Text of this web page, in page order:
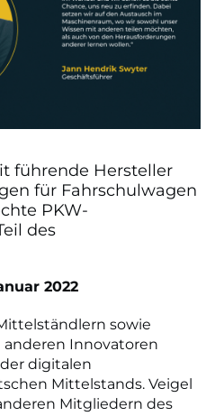
führende Hersteller
für Fahrschulwagen
PKW-
des
2022
sowie
Innovatoren
digitalen
Mittelstands. Veigel
Mitgliedern des